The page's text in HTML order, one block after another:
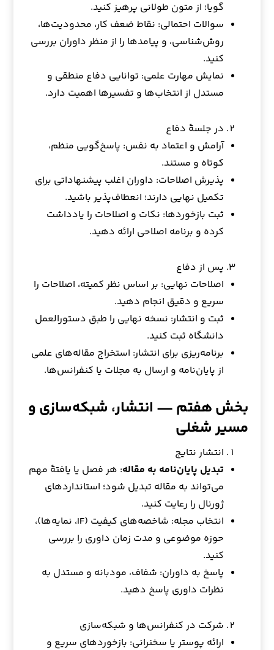
گویا؛ از متون طولانی پرهیز کنید.
سوالات احتمالی: نقاط ضعف کار، محدودیت‌ها،
روش‌شناسی، و پیامدها را از منظر داوران بررسی
کنید.
نمایش مهارت علمی: توانایی دفاع منطقی و
مستدل از انتخاب‌ها و تفسیرها اهمیت دارد.
در جلسهٔ دفاع
آرامش و اعتماد به نفس: پاسخ‌گویی منظم،
کوتاه و مستند.
پذیرش اصلاحات: داوران اغلب پیشنهاداتی برای
تکمیل نهایی دارند؛ انعطاف‌پذیر باشید.
ثبت بازخوردها: نکات و اصلاحات را یادداشت
کرده و برنامه اصلاحی ارائه دهید.
پس از دفاع
اصلاحات نهایی: بر اساس نظر کمیته، اصلاحات را
سریع و دقیق انجام دهید.
ثبت و انتشار: نسخه نهایی را طبق دستورالعمل
دانشگاه ثبت کنید.
برنامه‌ریزی برای انتشار: استخراج مقاله‌های علمی
از پایان‌نامه و ارسال به مجلات یا کنفرانس‌ها.
بخش هفتم — انتشار، شبکه‌سازی و
مسیر شغلی
انتشار نتایج
تبدیل پایان‌نامه به مقاله: هر فصل یا یافتهٔ مهم
می‌تواند به مقاله تبدیل شود؛ استانداردهای
ژورنال را رعایت کنید.
انتخاب مجله: شاخصه‌های کیفیت (IF، نمایه‌ها)،
حوزه موضوعی و مدت زمان داوری را بررسی
کنید.
پاسخ به داوران: شفاف، مودبانه و مستدل به
نظرات داوری پاسخ دهید.
شرکت در کنفرانس‌ها و شبکه‌سازی
ارائه پوستر یا سخنرانی: بازخوردهای سریع و